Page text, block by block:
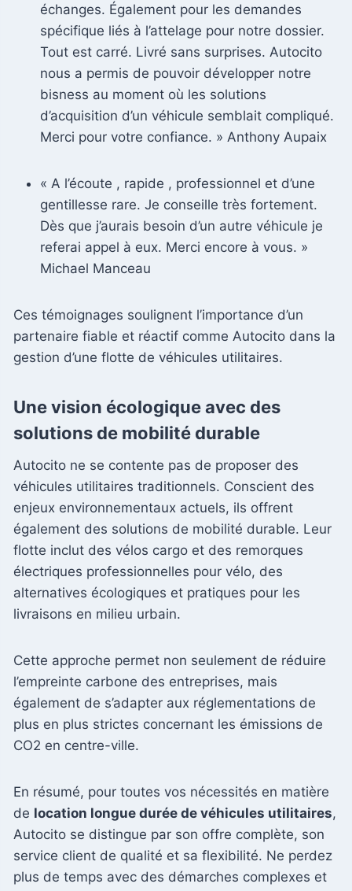
échanges. Également pour les demandes
spécifique liés à l’attelage pour notre dossier.
Tout est carré. Livré sans surprises. Autocito
nous a permis de pouvoir développer notre
bisness au moment où les solutions
d’acquisition d’un véhicule semblait compliqué.
Merci pour votre confiance. » Anthony Aupaix
« A l’écoute , rapide , professionnel et d’une
gentillesse rare. Je conseille très fortement.
Dès que j’aurais besoin d’un autre véhicule je
referai appel à eux. Merci encore à vous. »
Michael Manceau
Ces témoignages soulignent l’importance d’un
partenaire fiable et réactif comme Autocito dans la
gestion d’une flotte de véhicules utilitaires.
Une vision écologique avec des
solutions de mobilité durable
Autocito ne se contente pas de proposer des
véhicules utilitaires traditionnels. Conscient des
enjeux environnementaux actuels, ils offrent
également des solutions de mobilité durable. Leur
flotte inclut des vélos cargo et des remorques
électriques professionnelles pour vélo, des
alternatives écologiques et pratiques pour les
livraisons en milieu urbain.
Cette approche permet non seulement de réduire
l’empreinte carbone des entreprises, mais
également de s’adapter aux réglementations de
plus en plus strictes concernant les émissions de
CO2 en centre-ville.
En résumé, pour toutes vos nécessités en matière
de location longue durée de véhicules utilitaires,
Autocito se distingue par son offre complète, son
service client de qualité et sa flexibilité. Ne perdez
plus de temps avec des démarches complexes et